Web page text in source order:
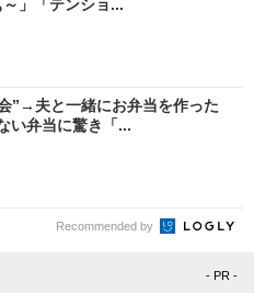
」「テンショ...
”→夫と一緒にお弁当を作った
弁当に驚き「...
Recommended by
- PR -